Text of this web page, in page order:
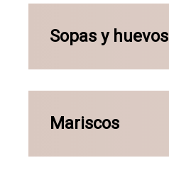
Sopas y huevos
Mariscos